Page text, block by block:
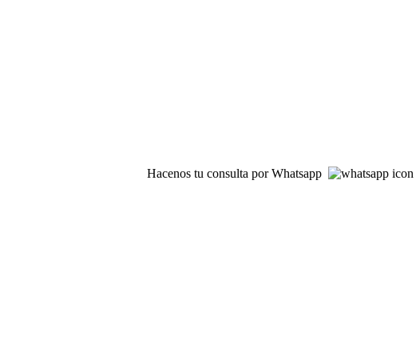
Hacenos tu consulta por Whatsapp